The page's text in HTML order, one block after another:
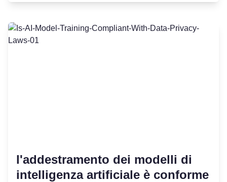
l'addestramento dei modelli di
intelligenza artificiale è conforme